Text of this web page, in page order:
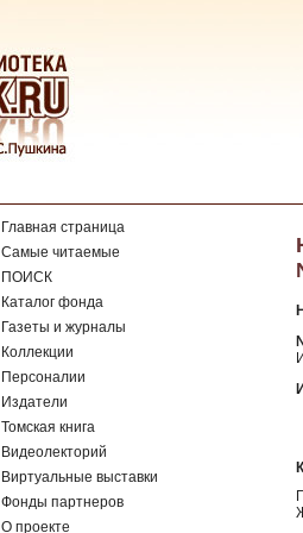
Главная страница
Самые читаемые
ПОИСК
Каталог фонда
Газеты и журналы
Коллекции
Персоналии
Издатели
Томская книга
Видеолекторий
Виртуальные выставки
Фонды партнеров
О проекте